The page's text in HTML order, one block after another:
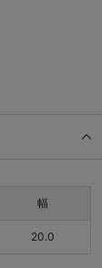
幅
20.0